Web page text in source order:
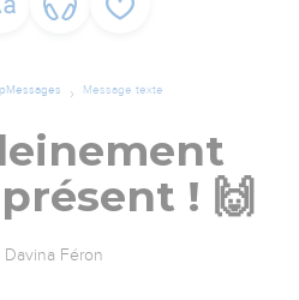
Message texte
! 🙌
Davina Féron